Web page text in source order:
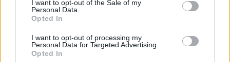
not limited to your visit or usage behaviour. You may click to
grant or deny consent to Google and its third-party tags to
consent section.
I want to opt-out of the Sale of my
Personal Data.
Opted In
I want to opt-out of processing my
Personal Data for Targeted Advertising.
Opted In